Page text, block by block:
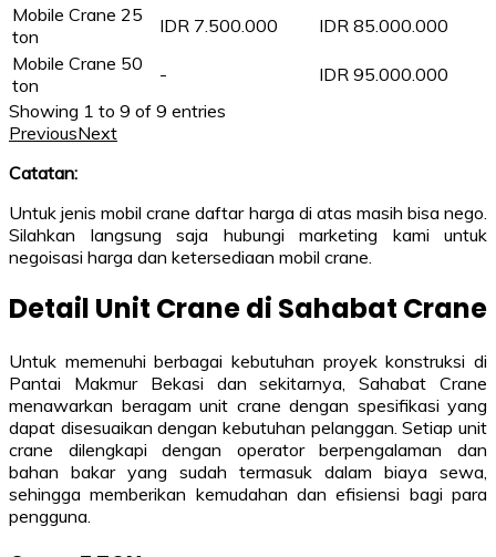
Mobile Crane 25
ton
IDR 7.500.000
IDR 85.000.000
Mobile Crane 50
ton
-
IDR 95.000.000
Showing 1 to 9 of 9 entries
PreviousNext
Catatan:
Untuk jenis mobil crane daftar harga di atas masih bisa nego.
Silahkan langsung saja hubungi marketing kami untuk
negoisasi harga dan ketersediaan mobil crane.
Detail Unit Crane di Sahabat Crane
Untuk memenuhi berbagai kebutuhan proyek konstruksi di
Pantai Makmur Bekasi dan sekitarnya, Sahabat Crane
menawarkan beragam unit crane dengan spesifikasi yang
dapat disesuaikan dengan kebutuhan pelanggan. Setiap unit
crane dilengkapi dengan operator berpengalaman dan
bahan bakar yang sudah termasuk dalam biaya sewa,
sehingga memberikan kemudahan dan efisiensi bagi para
pengguna.